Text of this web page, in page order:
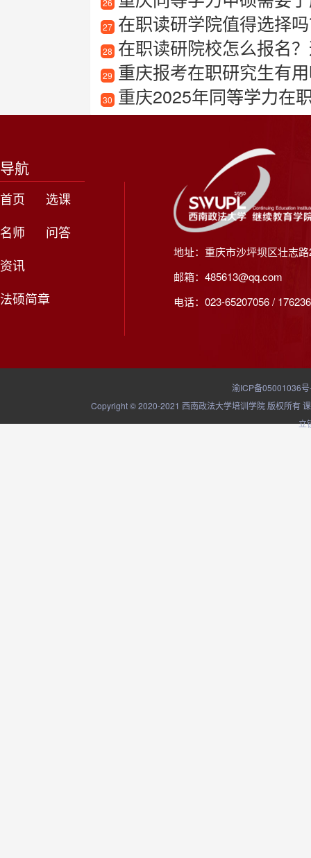
26
27 在职读研学院值得选择
28 在职读研院校怎么报名
29 重庆报考在职研究生有
30 重庆2025年同等学力在
导航
首页
选课
名师
问答
资讯
法硕简章
地址：重庆市沙坪坝区壮志
邮箱：485613@qq.com
电话：023-65207056 /
渝ICP备05001036
Copyright © 2020-2021 西南政法大学培训学院 版权所有
立